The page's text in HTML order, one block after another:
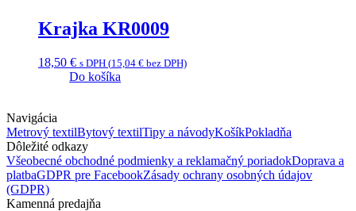
Krajka KR0009
18,50 € s DPH (15,04 € bez DPH)
Do košíka
Navigácia
Metrový textilBytový textilTipy a návodyKošíkPokladňa
Dôležité odkazy
Všeobecné obchodné podmienky a reklamačný poriadokDoprava a
platbaGDPR pre FacebookZásady ochrany osobných údajov
(GDPR)
Kamenná predajňa